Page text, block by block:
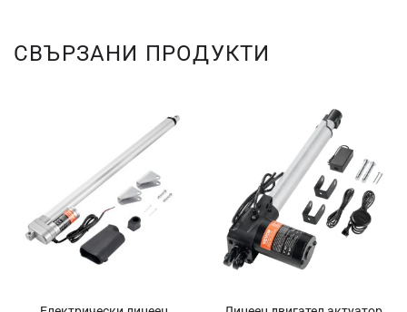
СВЪРЗАНИ ПРОДУКТИ